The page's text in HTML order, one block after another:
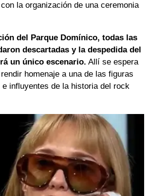
la organización de una ceremonia
del Parque Domínico, todas las
descartadas y la despedida del
un único escenario. Allí se espera
homenaje a una de las figuras
influyentes de la historia del rock